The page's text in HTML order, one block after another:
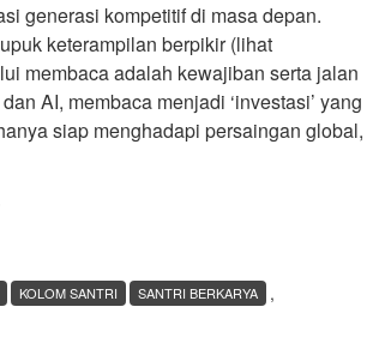
generasi kompetitif di masa depan.
keterampilan berpikir (lihat
membaca adalah kewajiban serta jalan
AI, membaca menjadi ‘investasi’ yang
siap menghadapi persaingan global,
,
KOLOM SANTRI SANTRI BERKARYA